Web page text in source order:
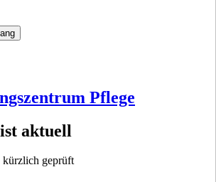
Pflege
aktuell
geprüft